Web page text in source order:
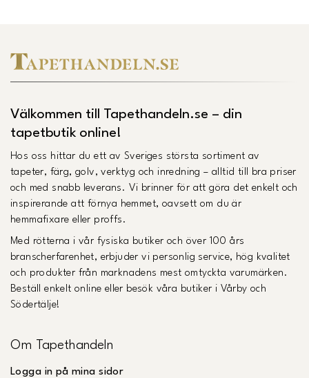
Välkommen till Tapethandeln.se – din
tapetbutik online!
Hos oss hittar du ett av Sveriges största sortiment av
tapeter, färg, golv, verktyg och inredning – alltid till bra priser
och med snabb leverans. Vi brinner för att göra det enkelt och
inspirerande att förnya hemmet, oavsett om du är
hemmafixare eller proffs.
Med rötterna i vår fysiska butiker och över 100 års
branscherfarenhet, erbjuder vi personlig service, hög kvalitet
och produkter från marknadens mest omtyckta varumärken.
Beställ enkelt online eller besök våra butiker i Vårby och
Södertälje!
Om Tapethandeln
Logga in på mina sidor